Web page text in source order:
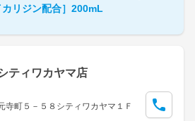
リジン配合］200mL
ティワカヤマ店
寺町５－５８シティワカヤマ１Ｆ